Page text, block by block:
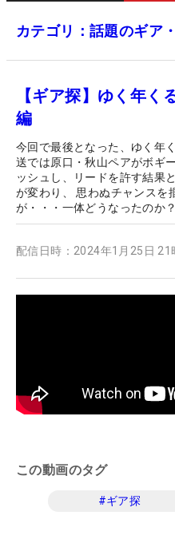
カテゴリ：話題のギア
【ギア探】ゆく年く
編
今回で最後となった、ゆく年
送では原口・秋山ペアがボギ
ッシュし、リードを許す結果
が変わり、 思わぬチャンスを
が・・・一体どうなったの
配信日時： 2024年1月25日 21
この動画のタグ
#ギア探